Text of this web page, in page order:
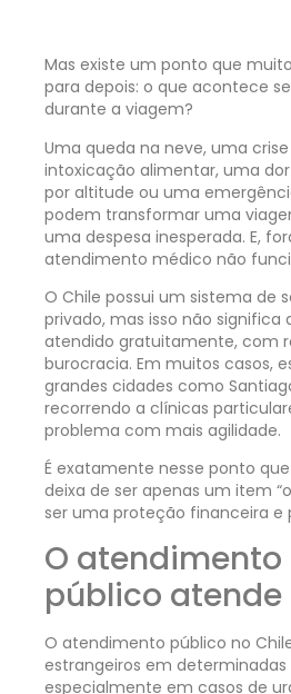
Mas existe um ponto que
para depois: o que acontece
durante a viagem?
Uma queda na neve, uma
intoxicação alimentar, uma
por altitude ou uma
podem transformar uma
uma despesa inesperada. E,
atendimento médico não
O Chile possui um sistema de
privado, mas isso não significa
atendido gratuitamente, com
burocracia. Em muitos casos,
grandes cidades como
recorrendo a clínicas
problema com mais agilidade.
É exatamente nesse ponto
deixa de ser apenas um item
ser uma proteção financeira e
O
público
O atendimento público no
estrangeiros em determinadas
especialmente em casos de